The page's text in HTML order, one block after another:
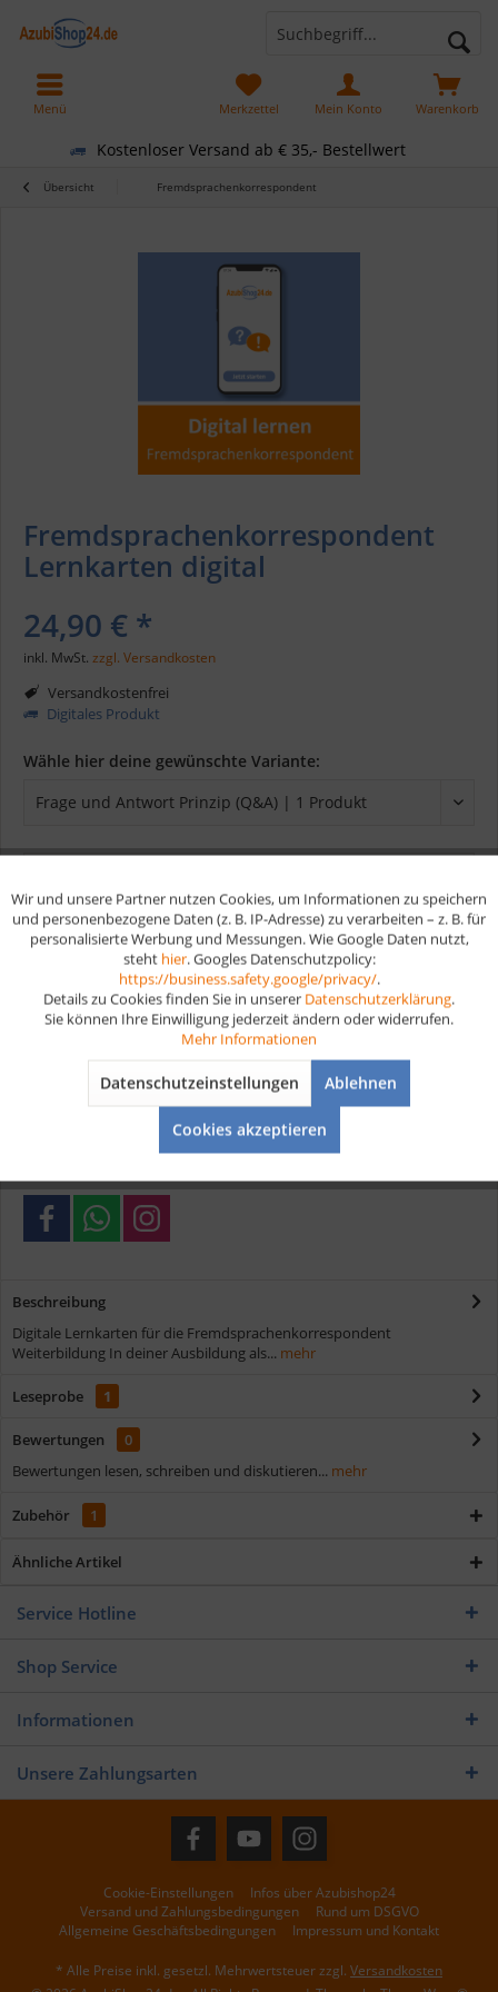
Kostenloser Versand ab € 35,- Bestellwert
Warenkorb
Merkzettel Mein Konto
Menü
Übersicht Fremdsprachenkorrespondent
Fremdsprachenkorrespondent
Lernkarten digital
24,90 € *
inkl. MwSt. zzgl. Versandkosten
Versandkostenfrei
Digitales Produkt
Wähle hier deine gewünschte Variante:
In den Warenkorb
Artikel-Nr.: D267
Kostenloser Versand ab € 35,- Bestellwert
Verschiedene Zahlungsmöglichkeiten
Beschreibung
Digitale Lernkarten für die Fremdsprachenkorrespondent
Weiterbildung In deiner Ausbildung als... mehr
Leseprobe 1
Bewertungen
0
Bewertungen lesen, schreiben und diskutieren... mehr
Zubehör 1
Ähnliche Artikel
Service Hotline
Shop Service
Informationen
Unsere Zahlungsarten
Cookie-Einstellungen
Infos über Azubishop24
Versand und Zahlungsbedingungen
Rund um DSGVO
Allgemeine Geschäftsbedingungen
Impressum und Kontakt
* Alle Preise inkl. gesetzl. Mehrwertsteuer zzgl. Versandkosten
Funktionale Aktiv
Aktiv
Aktiv
Wir und unsere Partner nutzen Cookies, um Informationen zu speichern
und personenbezogene Daten (z. B. IP-Adresse) zu verarbeiten – z. B. für
personalisierte Werbung und Messungen. Wie Google Daten nutzt,
steht hier. Googles Datenschutzpolicy:
https://business.safety.google/privacy/.
Details zu Cookies finden Sie in unserer Datenschutzerklärung.
Sie können Ihre Einwilligung jederzeit ändern oder widerrufen.
Mehr Informationen
Datenschutzeinstellungen Ablehnen
Cookies akzeptieren